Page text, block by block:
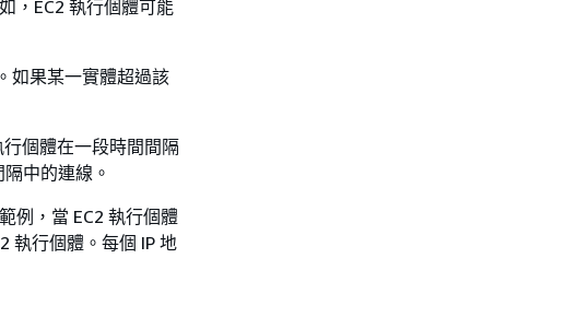
，EC2 執行個體可能
如果某一實體超過該
個體在一段時間間隔
中的連線。
例，當 EC2 執行個體
執行個體。每個 IP 地